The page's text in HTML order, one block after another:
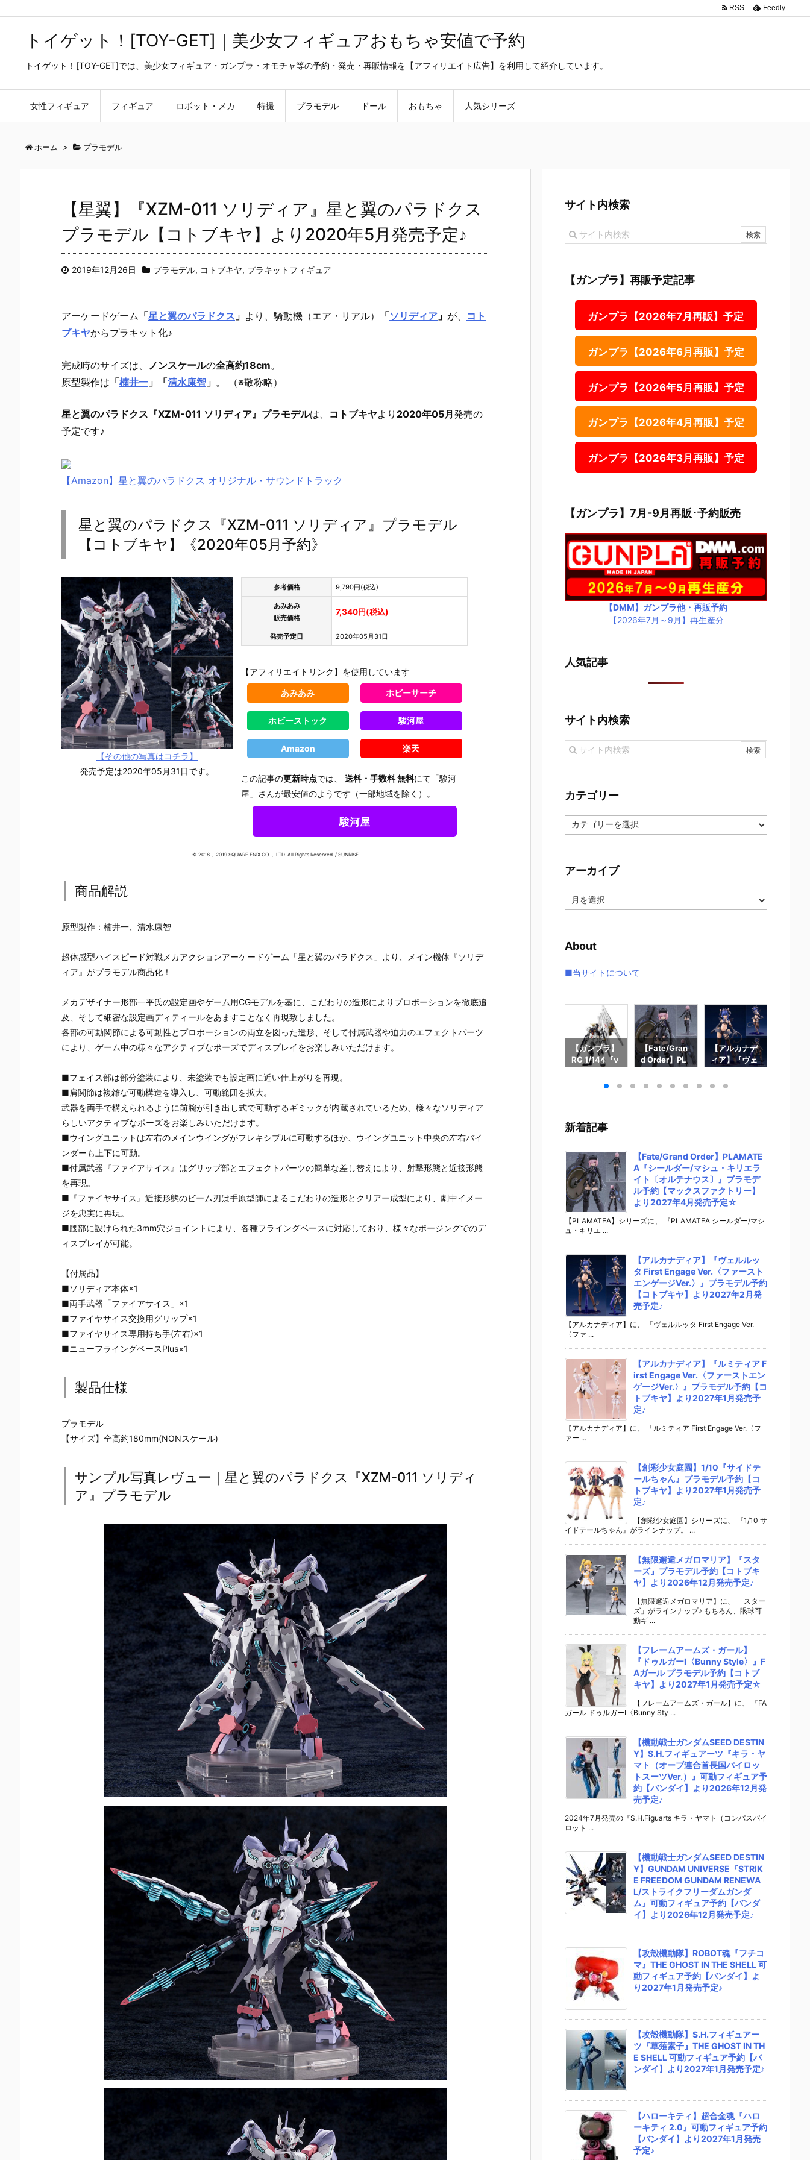
トイゲット！[TOY-GET]｜美少女フィギュアおもちゃ安値で予約
トイゲット！[TOY-GET]では、美少女フィギュア・ガンプラ・オモチャ等の予約・発売・再販情報を【アフィリエイト広告】を利用して紹介しています。
女性フィギュア フィギュア ロボット・メカ 特撮 プラモデル ドール おもちゃ 人気シリーズ
RSS Feedly
ホーム > プラモデル
【星翼】『XZM-011 ソリディア』星と翼のパラドクス
プラモデル【コトブキヤ】より2020年5月発売予定♪
2019年12月26日 プラモデル, コトブキヤ, プラキットフィギュア
アーケードゲーム 「星と翼のパラドクス 」 より、騎動機（エア・リアル） 「ソリディア 」 が、 コト
ブキヤからプラキット化♪
完成時のサイズは、 ノンスケールの全高約18cm。
原型製作は 「楠井一 」「清水康智 」 。 （※敬称略）
星と翼のパラドクス『XZM-011 ソリディア』プラモデルは、 コトブキヤより 2020年05月 発売の
予定です♪
【Amazon】星と翼のパラドクス オリジナル・サウンドトラック
星と翼のパラドクス『XZM-011 ソリディア』プラモデル
【コトブキヤ】《2020年05月予約》
【その他の写真はコチラ】
発売予定は2020年05月31日です。
参考価格 9,790円(税込)
あみあみ
販売価格
7,340円(税込)
発売予定日 2020年05月31日
【アフィリエイトリンク】を使用しています
あみあみ ホビーサーチ
ホビーストック 駿河屋
Amazon 楽天
この記事の更新時点では、送料・手数料 無料にて「駿河
屋」さんが最安値のようです（一部地域を除く）。
駿河屋
© 2018， 2019 SQUARE ENIX CO.， LTD. All Rights Reserved. / SUNRISE
商品解説
原型製作：楠井一、清水康智
超体感型ハイスピード対戦メカアクションアーケードゲーム「星と翼のパラドクス」より、メイン機体『ソリデ
ィア』がプラモデル商品化！
メカデザイナー形部一平氏の設定画やゲーム用CGモデルを基に、こだわりの造形によりプロポーションを徹底追
及、そして細密な設定画ディティールをあますことなく再現致しました。
各部の可動関節による可動性とプロポーションの両立を図った造形、そして付属武器や迫力のエフェクトパーツ
により、ゲーム中の様々なアクティブなポーズでディスプレイをお楽しみいただけます。
■フェイス部は部分塗装により、未塗装でも設定画に近い仕上がりを再現。
■肩関節は複雑な可動構造を導入し、可動範囲を拡大。
武器を両手で構えられるように前腕が引き出し式で可動するギミックが内蔵されているため、様々なソリディア
らしいアクティブなポーズをお楽しみいただけます。
■ウイングユニットは左右のメインウイングがフレキシブルに可動するほか、ウイングユニット中央の左右バイ
ンダーも上下に可動。
■付属武器『ファイアサイス』はグリップ部とエフェクトパーツの簡単な差し替えにより、射撃形態と近接形態
を再現。
■『ファイヤサイス』近接形態のビーム刃は手原型師によるこだわりの造形とクリアー成型により、劇中イメー
ジを忠実に再現。
■腰部に設けられた3mm穴ジョイントにより、各種フライングベースに対応しており、様々なポージングでのデ
ィスプレイが可能。
【付属品】
■ソリディア本体×1
■両手武器「ファイアサイス」×1
■ファイヤサイス交換用グリップ×1
■ファイヤサイス専用持ち手(左右)×1
■ニューフライングベースPlus×1
製品仕様
プラモデル
【サイズ】全高約180mm(NONスケール)
サンプル写真レヴュー｜星と翼のパラドクス『XZM-011 ソリディ
ア』プラモデル
サイト内検索
【ガンプラ】再販予定記事
ガンプラ【2026年7月再販】予定
ガンプラ【2026年6月再販】予定
ガンプラ【2026年5月再販】予定
ガンプラ【2026年4月再販】予定
ガンプラ【2026年3月再販】予定
【ガンプラ】7月-9月再販･予約販売
【DMM】ガンプラ他・再販予約
【2026年7月～9月】再生産分
人気記事
サイト内検索
カテゴリー
カ
テ
ー
アーカイブ
ー
ブ
About
■当サイトについて
【アルカナデ
トエンゲージ
7年2月発売予
【アルカナデ
ティア First E
ngage Ver.
〈ファースト
エンゲージVe
r.〉』プラモ
デル予約【コ
トブキヤ】よ
り2027年1月
発売予定♪
【創彩少女庭
イドテールち
ゃん』プラモ
デル予約【コ
トブキヤ】よ
り2027年1月
発売予定♪
【無限邂逅メ
『スターズ』
プラモデル予
約【コトブキ
ヤ】より202
6年12月発売
予定♪
【フレームア
ル】『ドゥル
ガーI〈Bunn
Aガール プラ
ヤ】より202
定☆
【メガニケ】
ル予約【和模
予定☆
か）』プラモ
2026年7月3
【ガンプラ】
RG 1/144『ν
動戦士ガンダ
イ】より202
再販予定♪
【Fate/Gran
d Order】PL
『シールダー/
ックスファク
トリー】より
2027年4月発
売予定☆
【アルカナデ
ィア】『ヴェ
t Engage Ve
ヤ】より202
7年2月発売予
定♪
新着記事
【Fate/Grand Order】PLAMATE
A『シールダー/マシュ・キリエラ
イト〔オルテナウス〕』プラモデ
ル予約【マックスファクトリー】
より2027年4月発売予定☆
【PLAMATEA】シリーズに、 『PLAMATEA シールダー/マシ
ュ・キリエ ...
【アルカナディア】『ヴェルルッ
タ First Engage Ver.〈ファースト
エンゲージVer.〉』プラモデル予約
【コトブキヤ】より2027年2月発
売予定♪
【アルカナディア】に、 「ヴェルルッタ First Engage Ver.
〈ファ ...
【アルカナディア】『ルミティア F
irst Engage Ver.〈ファーストエン
ゲージVer.〉』プラモデル予約【コ
トブキヤ】より2027年1月発売予
定♪
【アルカナディア】に、 「ルミティア First Engage Ver.〈フ
ァー ...
【創彩少女庭園】1/10『サイドテ
ールちゃん』プラモデル予約【コ
トブキヤ】より2027年1月発売予
定♪
【創彩少女庭園】シリーズに、 『1/10 サ
イドテールちゃん』がラインナップ。 ...
【無限邂逅メガロマリア】『スタ
ーズ』プラモデル予約【コトブキ
ヤ】より2026年12月発売予定♪
【無限邂逅メガロマリア】に、 「スター
ズ」がラインナップ♪ もちろん、眼球可
動ギ ...
【フレームアームズ・ガール】
『ドゥルガーI〈Bunny Style〉』F
Aガール プラモデル予約【コトブ
キヤ】より2027年1月発売予定☆
【フレームアームズ・ガール】に、 『FA
ガール ドゥルガーI〈Bunny Sty ...
【機動戦士ガンダムSEED DESTIN
Y】S.H.フィギュアーツ『キラ・ヤ
マト（オーブ連合首長国パイロッ
トスーツVer.）』可動フィギュア予
約【バンダイ】より2026年12月発
売予定♪
2024年7月発売の『S.H.Figuarts キラ・ヤマト（コンパスパイ
ロット ...
【機動戦士ガンダムSEED DESTIN
Y】GUNDAM UNIVERSE『STRIK
E FREEDOM GUNDAM RENEWA
L/ストライクフリーダムガンダ
ム』可動フィギュア予約【バンダ
イ】より2026年12月発売予定♪
【攻殻機動隊】ROBOT魂『フチコ
マ』THE GHOST IN THE SHELL 可
動フィギュア予約【バンダイ】よ
り2027年1月発売予定♪
【攻殻機動隊】S.H.フィギュアー
ツ『草薙素子』THE GHOST IN TH
E SHELL 可動フィギュア予約【バ
ンダイ】より2027年1月発売予定♪
【ハローキティ】超合金魂『ハロ
ーキティ 2.0』可動フィギュア予約
【バンダイ】より2027年1月発売
予定♪